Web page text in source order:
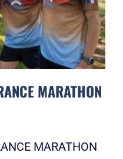
MARATHON
MARATHON